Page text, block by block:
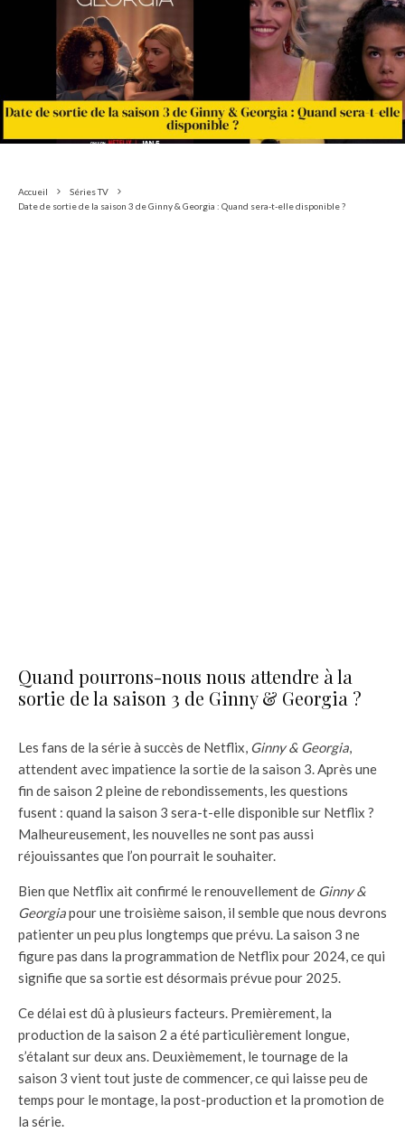
Accueil
Séries TV
Date de sortie de la saison 3 de Ginny & Georgia : Quand sera-t-elle disponible ?
Quand pourrons-nous nous attendre à la
sortie de la saison 3 de Ginny & Georgia ?
Les fans de la série à succès de Netflix, Ginny & Georgia,
attendent avec impatience la sortie de la saison 3. Après une
fin de saison 2 pleine de rebondissements, les questions
fusent : quand la saison 3 sera-t-elle disponible sur Netflix ?
Malheureusement, les nouvelles ne sont pas aussi
réjouissantes que l’on pourrait le souhaiter.
Bien que Netflix ait confirmé le renouvellement de Ginny &
Georgiapour une troisième saison, il semble que nous devrons
patienter un peu plus longtemps que prévu. La saison 3 ne
figure pas dans la programmation de Netflix pour 2024, ce qui
signifie que sa sortie est désormais prévue pour 2025.
Ce délai est dû à plusieurs facteurs. Premièrement, la
production de la saison 2 a été particulièrement longue,
s’étalant sur deux ans. Deuxièmement, le tournage de la
saison 3 vient tout juste de commencer, ce qui laisse peu de
temps pour le montage, la post-production et la promotion de
la série.